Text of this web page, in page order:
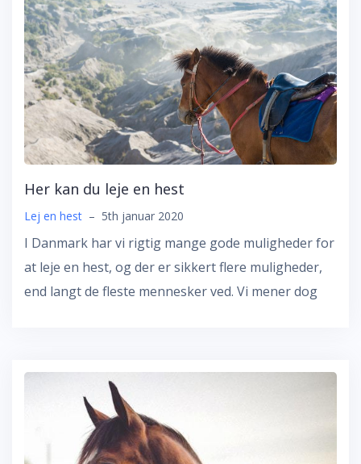
Her kan du leje en hest
Lej en hest – 5th januar 2020
I Danmark har vi rigtig mange gode muligheder for
at leje en hest, og der er sikkert flere muligheder,
end langt de fleste mennesker ved. Vi mener dog